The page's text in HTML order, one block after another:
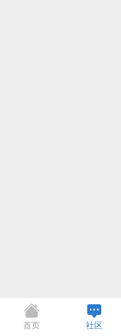
首页 社区